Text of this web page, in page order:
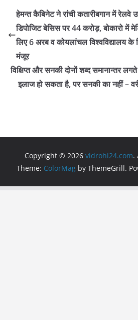
e
b
o
k
er s
A
p
gr
a
m
l
हेमन्त कैबिनेट ने रांची कतारीबगान में रेलवे
डिपोजिट बेसिस पर 44 करोड़, बोकारो
लिए 6 अरब व कोयलांचल विश्वविद्यालय
मंजूर
विक्षिप्त और सनकी दोनों शब्द समानान्तर लगते
इलाज हो सकता है, पर सनकी का नहीं –
Copyright © 2026 vidrohi24.com.
Theme: ColorMag by ThemeGrill.